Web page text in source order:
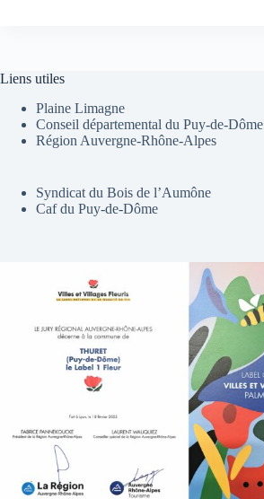
Liens utiles
Plaine Limagne
Conseil départemental du Puy-de-Dôme
Région Auvergne-Rhône-Alpes
Syndicat du Bois de l’Aumône
Caf du Puy-de-Dôme